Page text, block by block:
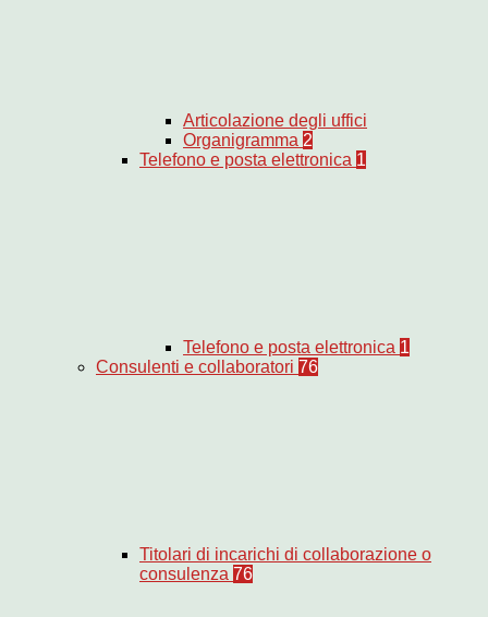
Articolazione degli uffici
Organigramma 2
Telefono e posta elettronica 1
Telefono e posta elettronica 1
Consulenti e collaboratori 76
Titolari di incarichi di collaborazione o
consulenza 76